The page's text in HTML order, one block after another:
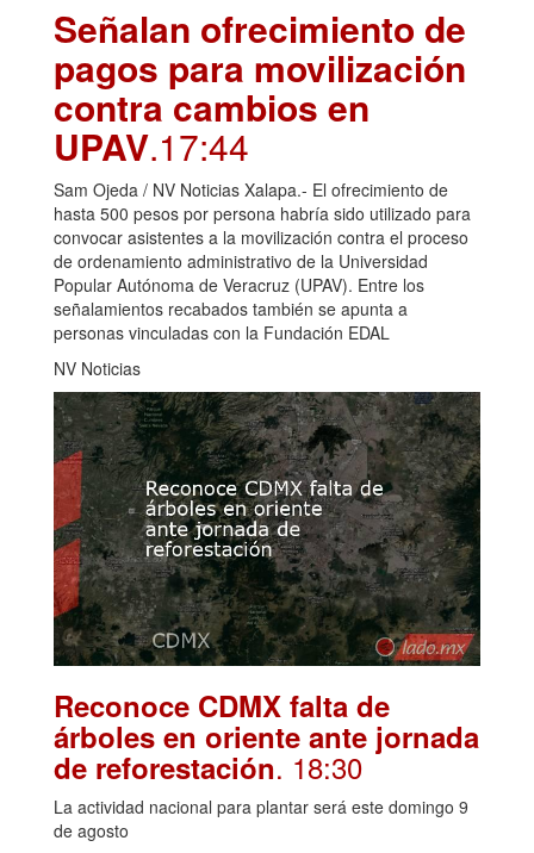
Señalan ofrecimiento de
pagos para movilización
contra cambios en
UPAV.17:44
Sam Ojeda / NV Noticias Xalapa.- El ofrecimiento de
hasta 500 pesos por persona habría sido utilizado para
convocar asistentes a la movilización contra el proceso
de ordenamiento administrativo de la Universidad
Popular Autónoma de Veracruz (UPAV). Entre los
señalamientos recabados también se apunta a
personas vinculadas con la Fundación EDAL
NV Noticias
Reconoce CDMX falta de
árboles en oriente ante jornada
de reforestación. 18:30
La actividad nacional para plantar será este domingo 9
de agosto